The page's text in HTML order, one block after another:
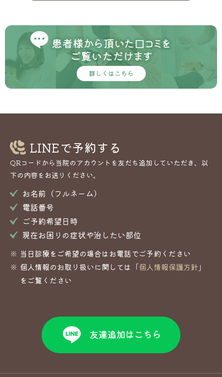
LINEで予約する
QRコードから当院のアカウントを友だち追加していただき、以
下の内容をお送りください。
お名前（フルネーム）
電話番号
ご予約希望日時
現在お困りの症状や治したい部位
当日診療をご希望の場合はお電話でご予約ください
個人情報のお取り扱いに関しては「個人情報保護方針 」
をご覧ください